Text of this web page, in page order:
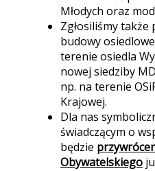
Młodych oraz
Zgłosiliśmy także
budowy
terenie osiedla
nowej siedziby
np. na terenie
Krajowej.
Dla nas
świadczącym o
będzie
Obywatelskiego